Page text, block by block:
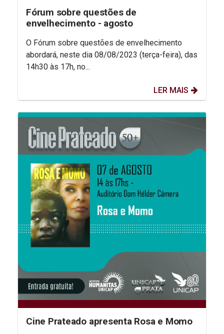
Fórum sobre questões de
envelhecimento - agosto
O Fórum sobre questões de envelhecimento
abordará, neste dia 08/08/2023 (terça-feira), das
14h30 às 17h, no...
LER MAIS
Cine Prateado apresenta Rosa e Momo